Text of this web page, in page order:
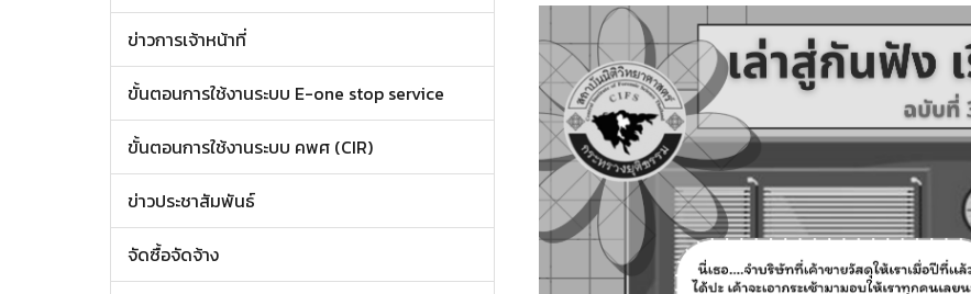
ข่าวการเจ้าหน้าที่
ขั้นตอนการใช้งานระบบ E-one stop service
ขั้นตอนการใช้งานระบบ คพศ (CIR)
ข่าวประชาสัมพันธ์
จัดซื้อจัดจ้าง